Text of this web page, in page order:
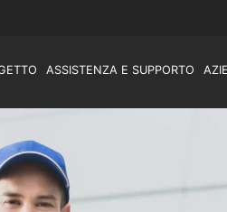
ASSISTENZA E SUPPORTO